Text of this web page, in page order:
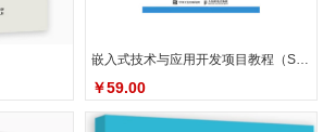
嵌入式技术与应用开发项目教程（STM32版）
￥59.00